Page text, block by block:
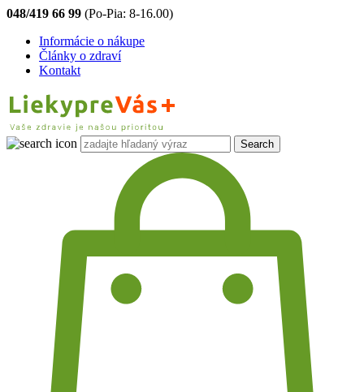
048/419 66 99 (Po-Pia: 8-16.00)
Informácie o nákupe
Články o zdraví
Kontakt